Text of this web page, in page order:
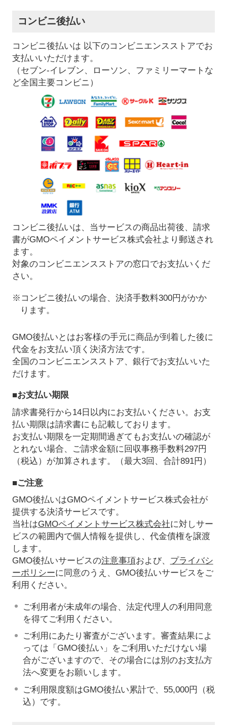
コンビニ後払い
コンビニ後払いは 以下のコンビニエンスストアでお
支払いいただけます。
（セブン-イレブン、ローソン、ファミリーマートな
ど全国主要コンビニ）
コンビニ後払いは、当サービスの商品出荷後、請求
書がGMOペイメントサービス株式会社より郵送され
ます。
対象のコンビニエンスストアの窓口でお支払いくだ
さい。
※コンビニ後払いの場合、決済手数料300円がかか
ります。
GMO後払いとはお客様の手元に商品が到着した後に
代金をお支払い頂く決済方法です。
全国のコンビニエンスストア、銀行でお支払いいた
だけます。
■お支払い期限
請求書発行から14日以内にお支払いください。お支
払い期限は請求書にも記載しております。
お支払い期限を一定期間過ぎてもお支払いの確認が
とれない場合、ご請求金額に回収事務手数料297円
（税込）が加算されます。（最大3回、合計891円）
■ご注意
GMO後払いはGMOペイメントサービス株式会社が
提供する決済サービスです。
当社はGMOペイメントサービス株式会社に対しサー
ビスの範囲内で個人情報を提供し、代金債権を譲渡
します。
GMO後払いサービスの注意事項および、 プライバシ
ーポリシーに同意のうえ、GMO後払いサービスをご
利用ください。
ご利用者が未成年の場合、法定代理人の利用同意
を得てご利用ください。
ご利用にあたり審査がございます。審査結果によ
っては「GMO後払い」をご利用いただけない場
合がございますので、その場合には別のお支払方
法へ変更をお願いします。
ご利用限度額はGMO後払い累計で、55,000円（税
込）です。